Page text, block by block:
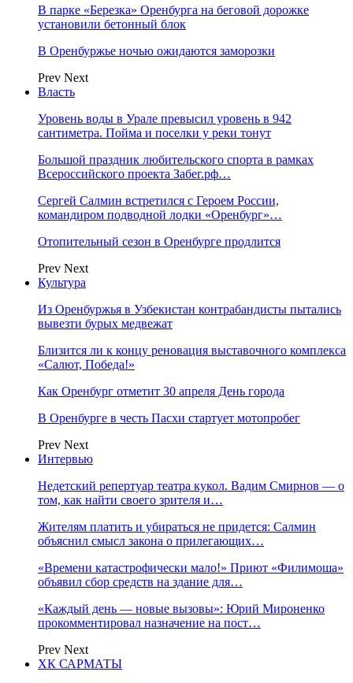
В парке «Березка» Оренбурга на беговой дорожке
установили бетонный блок
В Оренбуржье ночью ожидаются заморозки
Prev Next
Власть
Уровень воды в Урале превысил уровень в 942
сантиметра. Пойма и поселки у реки тонут
Большой праздник любительского спорта в рамках
Всероссийского проекта Забег.рф…
Сергей Салмин встретился с Героем России,
командиром подводной лодки «Оренбург»…
Отопительный сезон в Оренбурге продлится
Prev Next
Культура
Из Оренбуржья в Узбекистан контрабандисты пытались
вывезти бурых медвежат
Близится ли к концу реновация выставочного комплекса
«Салют, Победа!»
Как Оренбург отметит 30 апреля День города
В Оренбурге в честь Пасхи стартует мотопробег
Prev Next
Интервью
Недетский репертуар театра кукол. Вадим Смирнов — о
том, как найти своего зрителя и…
Жителям платить и убираться не придется: Салмин
объяснил смысл закона о прилегающих…
«Времени катастрофически мало!» Приют «Филимоша»
объявил сбор средств на здание для…
«Каждый день — новые вызовы»: Юрий Мироненко
прокомментировал назначение на пост…
Prev Next
ХК САРМАТЫ